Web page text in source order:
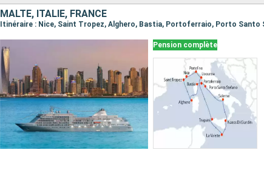
MALTE, ITALIE, FRANCE
Pension complète